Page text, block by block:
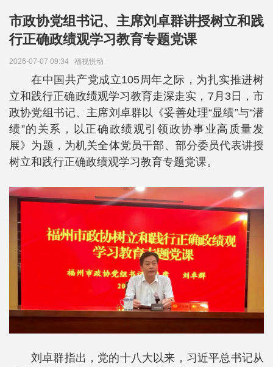
市政协党组书记、主席刘卓群讲授树立和践
行正确政绩观学习教育专题党课
2026-07-07 09:34 福视悦动
在中国共产党成立105周年之际，为扎实推进树
立和践行正确政绩观学习教育走深走实，7月3日，市
政协党组书记、主席刘卓群以《妥善处理“显绩”与“潜
绩”的关系，以正确政绩观引领政协事业高质量发
展》为题，为机关全体党员干部、部分委员代表讲授
树立和践行正确政绩观学习教育专题党课。
刘卓群指出，党的十八大以来，习近平总书记从